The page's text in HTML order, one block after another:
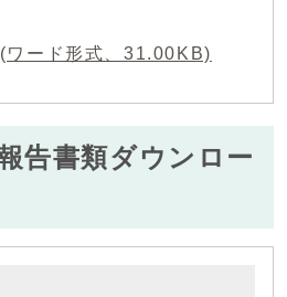
ワード形式、31.00KB)
告書類ダウンロー